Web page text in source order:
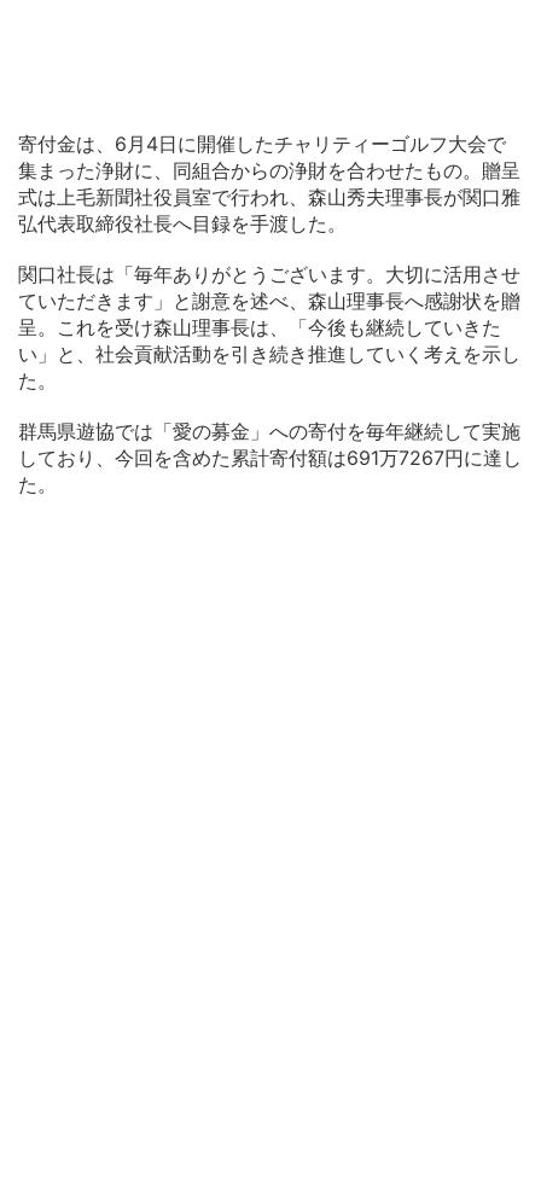
寄付金は、6月4日に開催したチャリティーゴルフ大会で
集まった浄財に、同組合からの浄財を合わせたもの。贈呈
式は上毛新聞社役員室で行われ、森山秀夫理事長が関口雅
弘代表取締役社長へ目録を手渡した。
関口社長は「毎年ありがとうございます。大切に活用させ
ていただきます」と謝意を述べ、森山理事長へ感謝状を贈
呈。これを受け森山理事長は、「今後も継続していきた
い」と、社会貢献活動を引き続き推進していく考えを示し
た。
群馬県遊協では「愛の募金」への寄付を毎年継続して実施
しており、今回を含めた累計寄付額は691万7267円に達し
た。